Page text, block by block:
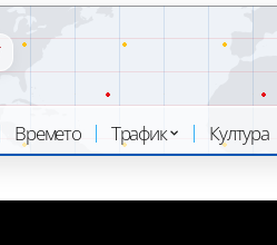
Времето Трафик Култура